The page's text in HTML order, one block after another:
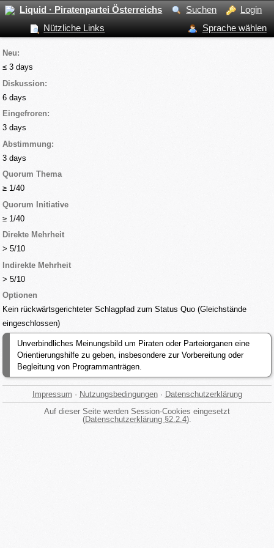
Liquid · Piratenpartei Österreichs Suchen
Login
Nützliche Links
Sprache wählen
Neu:
≤ 3 days
Diskussion:
6 days
Eingefroren:
3 days
Abstimmung:
3 days
Quorum Thema
≥ 1/40
Quorum Initiative
≥ 1/40
Direkte Mehrheit
> 5/10
Indirekte Mehrheit
> 5/10
Optionen
Kein rückwärtsgerichteter Schlagpfad zum Status Quo (Gleichstände
eingeschlossen)
Unverbindliches Meinungsbild um Piraten oder Parteiorganen eine
Orientierungshilfe zu geben, insbesondere zur Vorbereitung oder
Begleitung von Programmanträgen.
Impressum · Nutzungsbedingungen· Datenschutzerklärung
Auf dieser Seite werden Session-Cookies eingesetzt
(Datenschutzerklärung §2.2.4).